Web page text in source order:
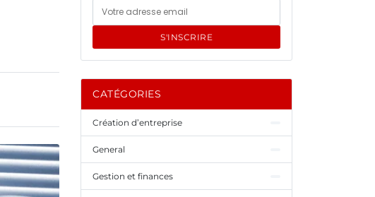
S'INSCRIRE
CATÉGORIES
Création d’entreprise
General
Gestion et finances